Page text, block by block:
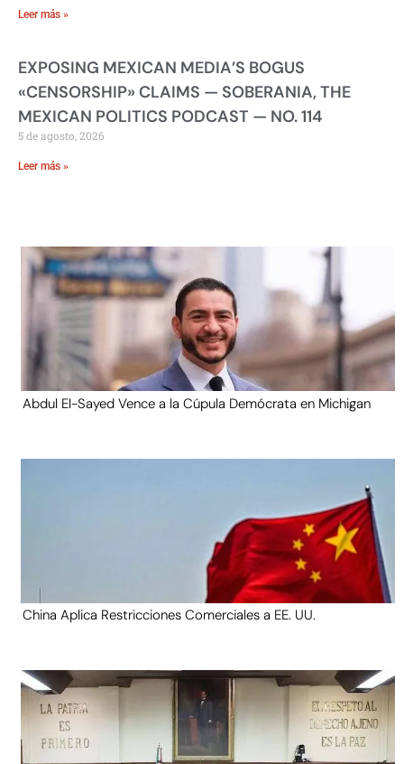
Leer más »
EXPOSING MEXICAN MEDIA’S BOGUS
«CENSORSHIP» CLAIMS — SOBERANIA, THE
MEXICAN POLITICS PODCAST — NO. 114
5 de agosto, 2026
Leer más »
Abdul El-Sayed Vence a la Cúpula Demócrata en Michigan
China Aplica Restricciones Comerciales a EE. UU.